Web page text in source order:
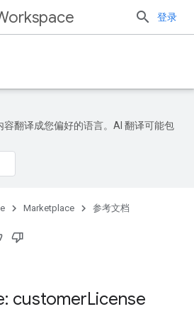
登录
容翻译成您偏好的语言。AI 翻译可能包
Marketplace 参考文档
customerLicense